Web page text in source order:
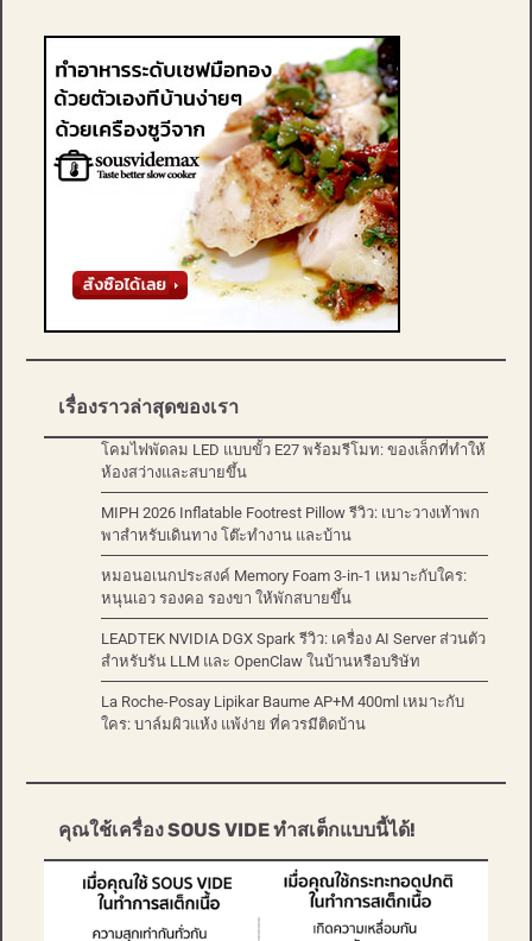
เรื่องราวล่าสุดของเรา
โคมไฟพัดลม LED แบบขั้ว E27 พร้อมรีโมท: ของเล็กที่ทำให้
ห้องสว่างและสบายขึ้น
MIPH 2026 Inflatable Footrest Pillow รีวิว: เบาะวางเท้าพก
พาสำหรับเดินทาง โต๊ะทำงาน และบ้าน
หมอนอเนกประสงค์ Memory Foam 3-in-1 เหมาะกับใคร:
หนุนเอว รองคอ รองขา ให้พักสบายขึ้น
LEADTEK NVIDIA DGX Spark รีวิว: เครื่อง AI Server ส่วนตัว
สำหรับรัน LLM และ OpenClaw ในบ้านหรือบริษัท
La Roche-Posay Lipikar Baume AP+M 400ml เหมาะกับ
ใคร: บาล์มผิวแห้ง แพ้ง่าย ที่ควรมีติดบ้าน
คุณใช้เครื่อง SOUS VIDE ทำสเต็กแบบนี้ได้!